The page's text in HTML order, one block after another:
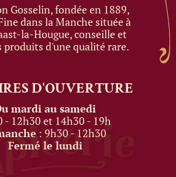
Gosselin, fondée en 1889,
dans la Manche située à
la-Hougue, conseille et
produits d'une qualité rare.
D'OUVERTURE
mardi au samedi
- 12h30 et 14h30 - 19h
: 9h30 - 12h30
Fermé le lundi